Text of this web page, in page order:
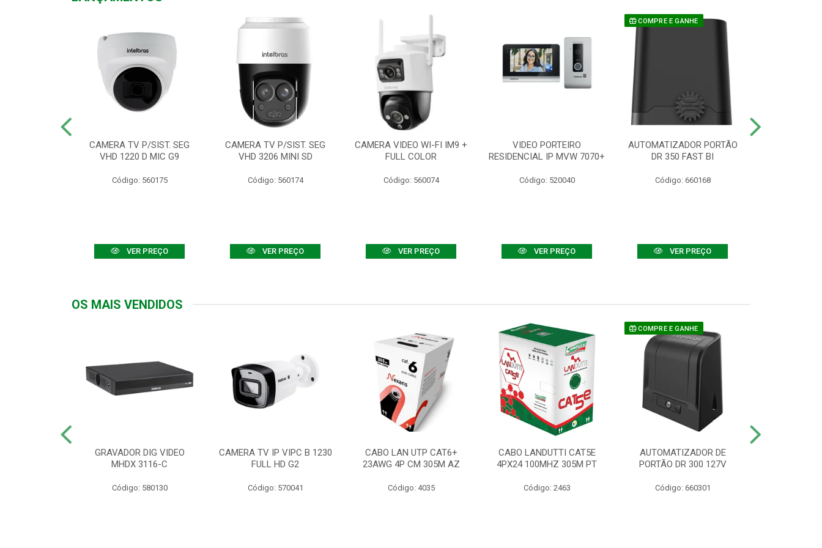
CAMERA TV P/SIST. SEG
VHD 1220 D MIC G9
Código: 560175
VER PREÇO
CAMERA TV P/SIST. SEG
VHD 3206 MINI SD
Código: 560174
VER PREÇO
CAMERA VIDEO WI-FI IM9 +
FULL COLOR
Código: 560074
VER PREÇO
VIDEO PORTEIRO
RESIDENCIAL IP MVW 7070+
Código: 520040
VER PREÇO
COMPRE E GANHE
AUTOMATIZADOR PORTÃO
DR 350 FAST BI
Código: 660168
VER PREÇO
OS MAIS VENDIDOS
GRAVADOR DIG VIDEO
MHDX 3116-C
Código: 580130
CAMERA TV IP VIPC B 1230
FULL HD G2
Código: 570041
CABO LAN UTP CAT6+
23AWG 4P CM 305M AZ
Código: 4035
CABO LANDUTTI CAT5E
4PX24 100MHZ 305M PT
Código: 2463
COMPRE E GANHE
AUTOMATIZADOR DE
PORTÃO DR 300 127V
Código: 660301